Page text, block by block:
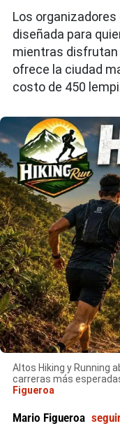
Los
diseñada para
mientras
ofrece la ciudad
costo de 450
Altos Hiking y Running
carreras más
Figueroa
Mario Figueroa